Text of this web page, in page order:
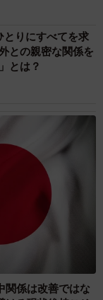
とりにすべてを求
との親密な関係を
とは？
係は改善ではな